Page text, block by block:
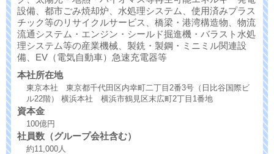
設備、都市ごみ焼却炉、水処理システム、使用済みプラス
チック等のリサイクルサービス、橋梁・港湾構造物、物流
流通システム・エンジン・シールド掘進機・バラスト水処
理システム等の産業機械、製銑・製鋼・ミニミル関連設
備、EV（電気自動車）急速充電器等
本社所在地
東京本社 東京都千代田区内幸町二丁目2番3号（日比谷国際ビ
ル22階） 横浜本社 横浜市鶴見区末広町2丁目1番地
資本金
100億円
社員数（グループ会社含む）
約11,000人